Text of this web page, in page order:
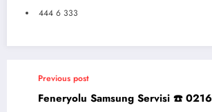
444 6 333
Previous post
Feneryolu Samsung Servisi ☎️